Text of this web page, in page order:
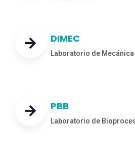
DIMEC
Laboratorio de Mecánica
PBB
Laboratorio de